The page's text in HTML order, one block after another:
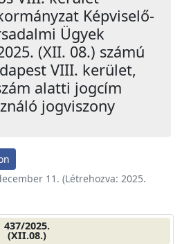
Képviselő-
Ügyek
(XII. 08.) számú
VIII. kerület,
alatti jogcím
jogviszony
11. (Létrehozva: 2025.
437/2025.
(XII.08.)